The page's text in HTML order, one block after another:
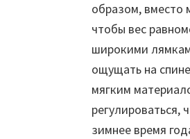
образом, вместо
чтобы вес
широкими
ощущать на
мягким
зимнее время